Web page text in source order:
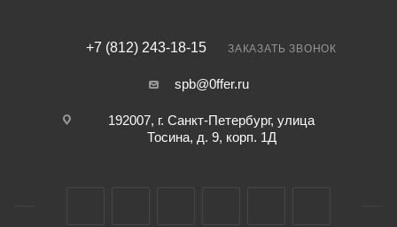
+7 (812) 243-18-15 ЗАКАЗАТЬ ЗВОНОК
spb@0ffer.ru
192007, г. Санкт-Петербург, улица
Тосина, д. 9, корп. 1Д